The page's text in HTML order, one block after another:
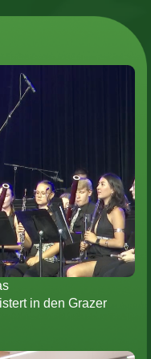
in den Grazer